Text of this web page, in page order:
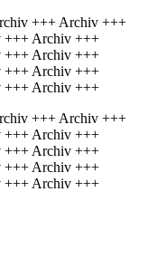
+++ Archiv +++
+++ Archiv +++
+++ Archiv +++
+++ Archiv +++
+++ Archiv +++
+++ Archiv +++
+++ Archiv +++
+++ Archiv +++
+++ Archiv +++
+++ Archiv +++